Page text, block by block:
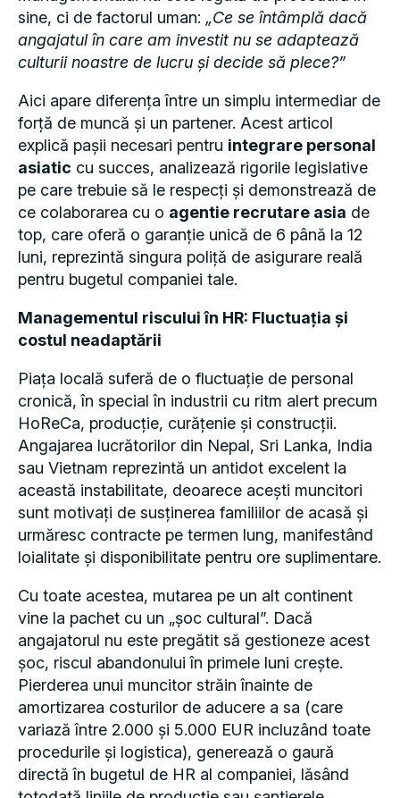
sine, ci de factorul uman: „Ce se întâmplă dacă
angajatul în care am investit nu se adaptează
culturii noastre de lucru și decide să plece?”
Aici apare diferența între un simplu intermediar de
forță de muncă și un partener. Acest articol
explică pașii necesari pentru integrare personal
asiatic cu succes, analizează rigorile legislative
pe care trebuie să le respecți și demonstrează de
ce colaborarea cu o agentie recrutare asia de
top, care oferă o garanție unică de 6 până la 12
luni, reprezintă singura poliță de asigurare reală
pentru bugetul companiei tale.
Managementul riscului în HR: Fluctuația și
costul neadaptării
Piața locală suferă de o fluctuație de personal
cronică, în special în industrii cu ritm alert precum
HoReCa, producție, curățenie și construcții.
Angajarea lucrătorilor din Nepal, Sri Lanka, India
sau Vietnam reprezintă un antidot excelent la
această instabilitate, deoarece acești muncitori
sunt motivați de susținerea familiilor de acasă și
urmăresc contracte pe termen lung, manifestând
loialitate și disponibilitate pentru ore suplimentare.
Cu toate acestea, mutarea pe un alt continent
vine la pachet cu un „șoc cultural”. Dacă
angajatorul nu este pregătit să gestioneze acest
șoc, riscul abandonului în primele luni crește.
Pierderea unui muncitor străin înainte de
amortizarea costurilor de aducere a sa (care
variază între 2.000 și 5.000 EUR incluzând toate
procedurile și logistica), generează o gaură
directă în bugetul de HR al companiei, lăsând